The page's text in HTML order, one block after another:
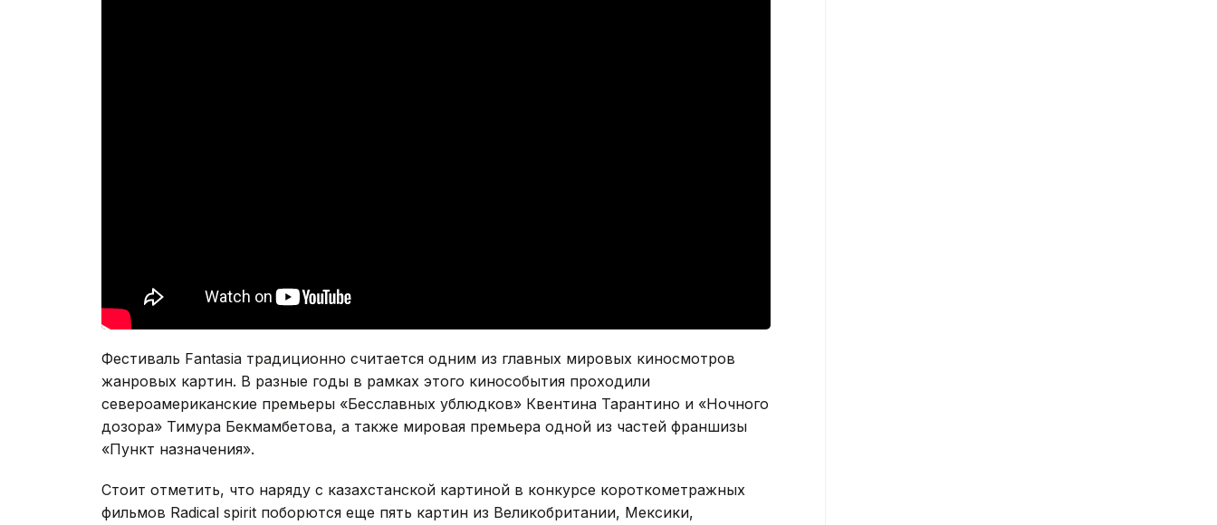
Фестиваль Fantasia традиционно считается одним из главных мировых киносмотров
жанровых картин. В разные годы в рамках этого кинособытия проходили
североамериканские премьеры «Бесславных ублюдков» Квентина Тарантино и «Ночного
дозора» Тимура Бекмамбетова, а также мировая премьера одной из частей франшизы
«Пункт назначения».
Стоит отметить, что наряду с казахстанской картиной в конкурсе короткометражных
фильмов Radical spirit поборются еще пять картин из Великобритании, Мексики,